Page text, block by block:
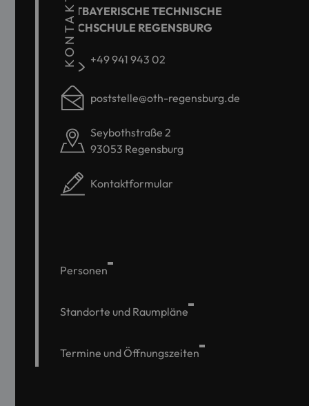
KONTAKT
OSTBAYERISCHE TECHNISCHE
HOCHSCHULE REGENSBURG
+49 941 943 02
poststelle@oth-regensburg.de
Seybothstraße 2
93053 Regensburg
Kontaktformular
Personen
Standorte und Raumpläne
Termine und Öffnungszeiten